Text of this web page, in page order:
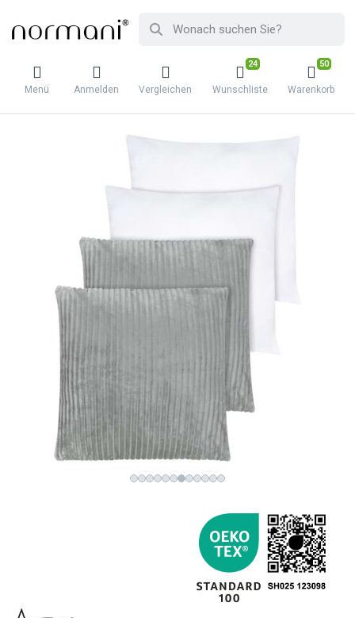
Menü Anmelden Vergleichen
24
Wunschliste
50
Warenkorb